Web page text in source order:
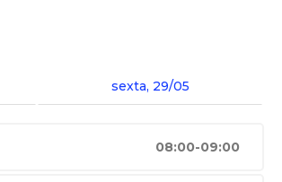
sexta, 29/05
08:00-09:00